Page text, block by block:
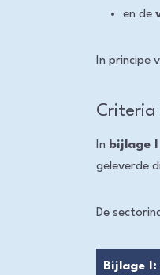
en de
In principe
Criteria
In bijlage
geleverde
De
Bijlage